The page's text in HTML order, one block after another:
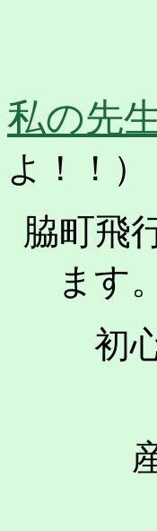
私の先
よ！！）
脇町飛
ます
初心